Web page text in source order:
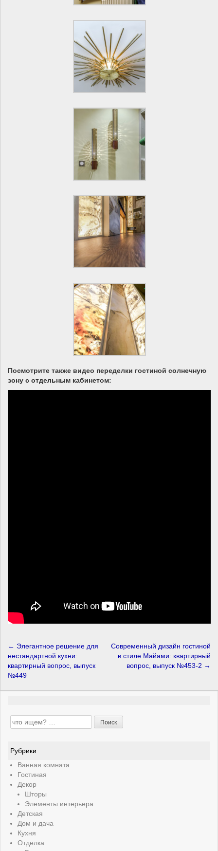
Посмотрите также видео переделки гостиной солнечную
зону с отдельным кабинетом:
Post navigation
← Элегантное решение для
нестандартной кухни:
квартирный вопрос, выпуск
№449
Современный дизайн гостиной
в стиле Майами: квартирный
вопрос, выпуск №453-2 →
Search for:
Рубрики
Ванная комната
Гостиная
Декор
Шторы
Элементы интерьера
Детская
Дом и дача
Кухня
Отделка